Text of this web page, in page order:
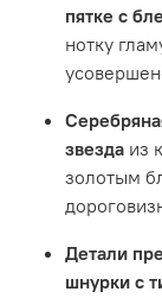
пятке с
нотку
звезда из
золотым
Детали
шнурки с